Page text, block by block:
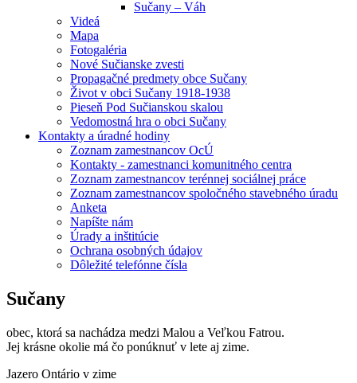
Sučany – Váh
Videá
Mapa
Fotogaléria
Nové Sučianske zvesti
Propagačné predmety obce Sučany
Život v obci Sučany 1918-1938
Pieseň Pod Sučianskou skalou
Vedomostná hra o obci Sučany
Kontakty a úradné hodiny
Zoznam zamestnancov OcÚ
Kontakty - zamestnanci komunitného centra
Zoznam zamestnancov terénnej sociálnej práce
Zoznam zamestnancov spoločného stavebného úradu
Anketa
Napíšte nám
Úrady a inštitúcie
Ochrana osobných údajov
Dôležité telefónne čísla
Sučany
obec, ktorá sa nachádza medzi Malou a Veľkou Fatrou.
Jej krásne okolie má čo ponúknuť v lete aj zime.
Jazero Ontário v zime